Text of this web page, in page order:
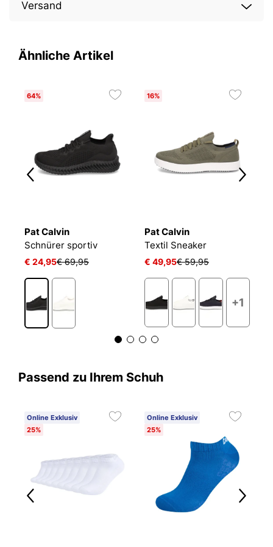
Versand
Ähnliche Artikel
64%
Pat Calvin
Schnürer sportiv
€ 24,95€ 69,95
16%
Pat Calvin
Textil Sneaker
€ 49,95€ 59,95
+1
Passend zu Ihrem Schuh
Online Exklusiv
25%
Online Exklusiv
25%